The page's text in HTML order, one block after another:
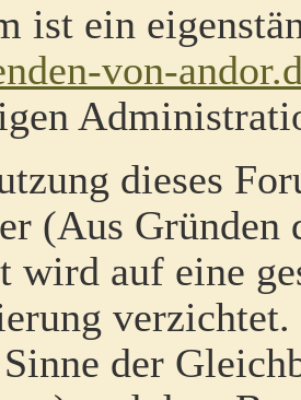
ist ein
von-
dieses
(Aus Gründen
wird auf eine
der